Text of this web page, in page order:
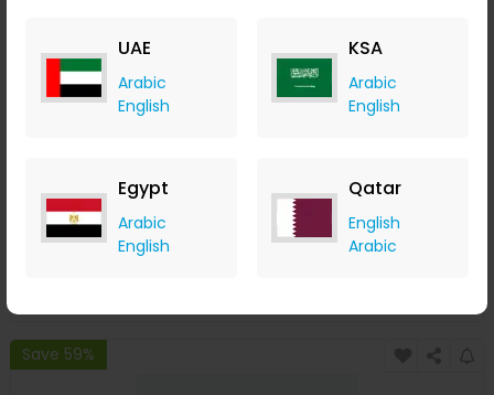
UAE
Arabic
English
KSA
Arabic
English
Egypt
Arabic
English
Qatar
English
Arabic
الاتجاه لـ BAOFENG UV-5R UV-B5 UV-B6 GT-3 Walkie Talkie
Banggood
+ Upto 9.80% Cashback
USD6.99
Save 59%